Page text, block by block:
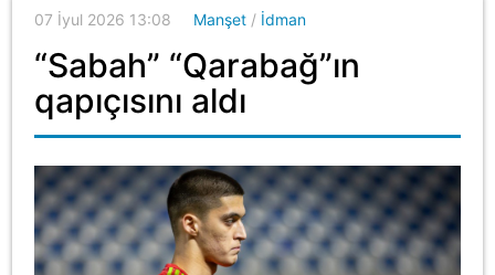
07 İyul 2026 13:08 Manşet / İdman
“Sabah” “Qarabağ”ın
qapıçısını aldı